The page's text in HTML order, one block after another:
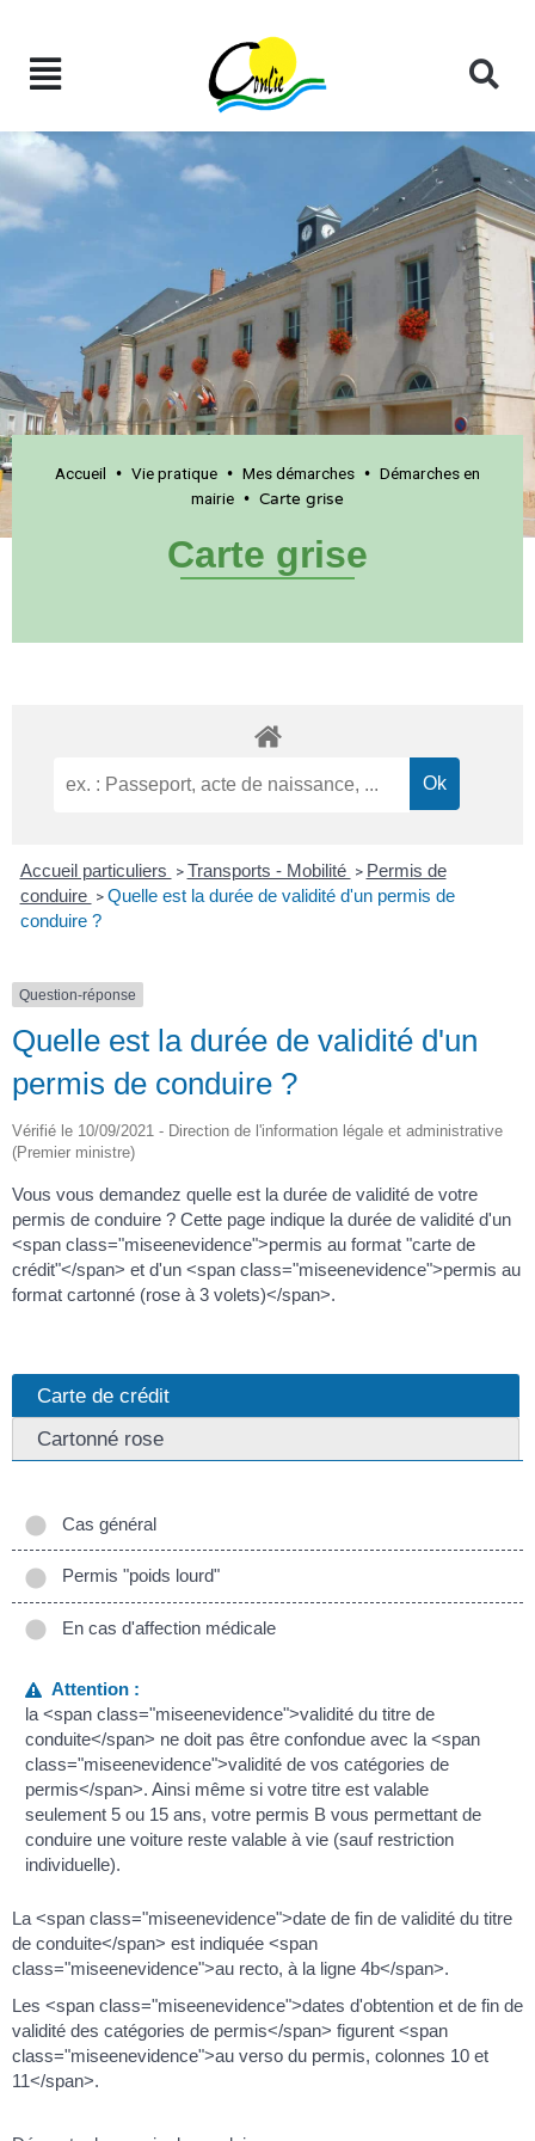
Accueil • Vie pratique • Mes démarches • Démarches en
mairie • Carte grise
Carte grise
Accueil particuliers > Transports - Mobilité > Permis de
conduire > Quelle est la durée de validité d'un permis de
conduire ?
Question-réponse
Quelle est la durée de validité d'un
permis de conduire ?
Vérifié le 10/09/2021 - Direction de l'information légale et administrative
(Premier ministre)
Vous vous demandez quelle est la durée de validité de votre
permis de conduire ? Cette page indique la durée de validité d'un
<span class="miseenevidence">permis au format "carte de
crédit"</span> et d'un <span class="miseenevidence">permis au
format cartonné (rose à 3 volets)</span>.
Carte de crédit
Cartonné rose
Cas général
Permis "poids lourd"
En cas d'affection médicale
Attention :
la <span class="miseenevidence">validité du titre de
conduite</span> ne doit pas être confondue avec la <span
class="miseenevidence">validité de vos catégories de
permis</span>. Ainsi même si votre titre est valable
seulement 5 ou 15 ans, votre permis B vous permettant de
conduire une voiture reste valable à vie (sauf restriction
individuelle).
La <span class="miseenevidence">date de fin de validité du titre
de conduite</span> est indiquée <span
class="miseenevidence">au recto, à la ligne 4b</span>.
Les <span class="miseenevidence">dates d'obtention et de fin de
validité des catégories de permis</span> figurent <span
class="miseenevidence">au verso du permis, colonnes 10 et
11</span>.